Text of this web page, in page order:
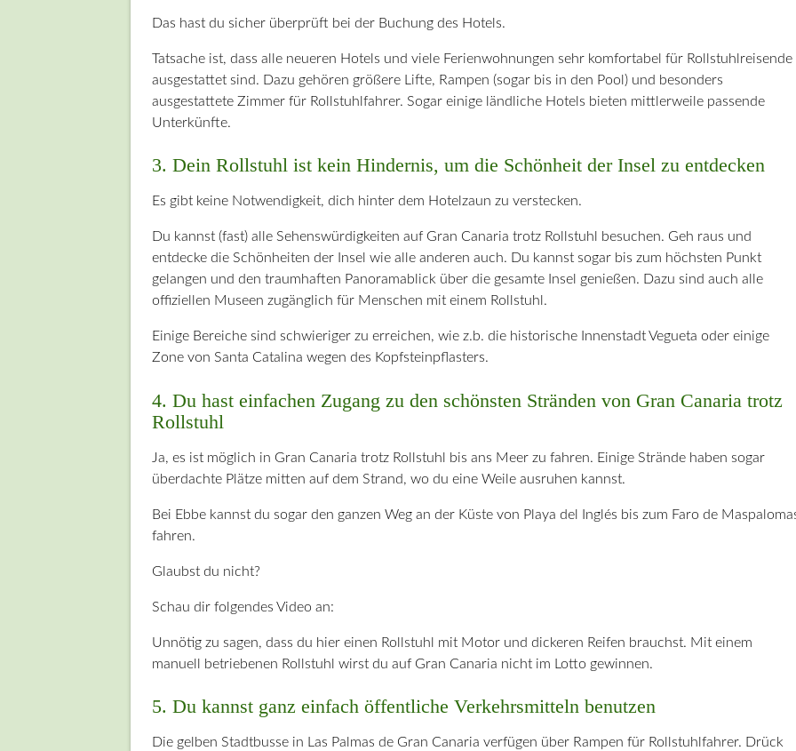
Das hast du sicher überprüft bei der Buchung des Hotels.
Tatsache ist, dass alle neueren Hotels und viele Ferienwohnungen sehr komfortabel für Rollstuhlreisende
ausgestattet sind. Dazu gehören größere Lifte, Rampen (sogar bis in den Pool) und besonders
ausgestattete Zimmer für Rollstuhlfahrer. Sogar einige ländliche Hotels bieten mittlerweile passende
Unterkünfte.
3. Dein Rollstuhl ist kein Hindernis, um die Schönheit der Insel zu entdecken
Es gibt keine Notwendigkeit, dich hinter dem Hotelzaun zu verstecken.
Du kannst (fast) alle Sehenswürdigkeiten auf Gran Canaria trotz Rollstuhl besuchen. Geh raus und
entdecke die Schönheiten der Insel wie alle anderen auch. Du kannst sogar bis zum höchsten Punkt
gelangen und den traumhaften Panoramablick über die gesamte Insel genießen. Dazu sind auch alle
offiziellen Museen zugänglich für Menschen mit einem Rollstuhl.
Einige Bereiche sind schwieriger zu erreichen, wie z.b. die historische Innenstadt Vegueta oder einige
Zone von Santa Catalina wegen des Kopfsteinpflasters.
4. Du hast einfachen Zugang zu den schönsten Stränden von Gran Canaria trotz
Rollstuhl
Ja, es ist möglich in Gran Canaria trotz Rollstuhl bis ans Meer zu fahren. Einige Strände haben sogar
überdachte Plätze mitten auf dem Strand, wo du eine Weile ausruhen kannst.
Bei Ebbe kannst du sogar den ganzen Weg an der Küste von Playa del Inglés bis zum Faro de
fahren.
Glaubst du nicht?
Schau dir folgendes Video an:
Unnötig zu sagen, dass du hier einen Rollstuhl mit Motor und dickeren Reifen brauchst. Mit einem
manuell betriebenen Rollstuhl wirst du auf Gran Canaria nicht im Lotto gewinnen.
5. Du kannst ganz einfach öffentliche Verkehrsmitteln benutzen
Die gelben Stadtbusse in Las Palmas de Gran Canaria verfügen über Rampen für Rollstuhlfahrer. Drück